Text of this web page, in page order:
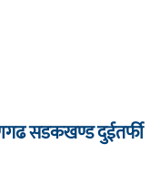
सडकखण्ड दुईतर्फी